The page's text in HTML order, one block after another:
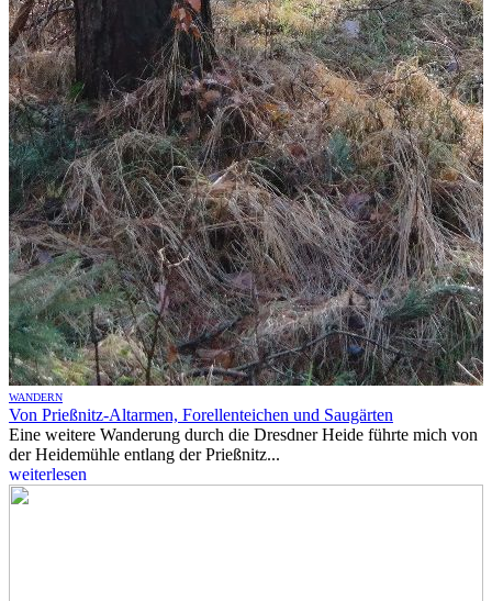
WANDERN
Von Prießnitz-Altarmen, Forellenteichen und Saugärten
Eine weitere Wanderung durch die Dresdner Heide führte mich von
der Heidemühle entlang der Prießnitz...
weiterlesen